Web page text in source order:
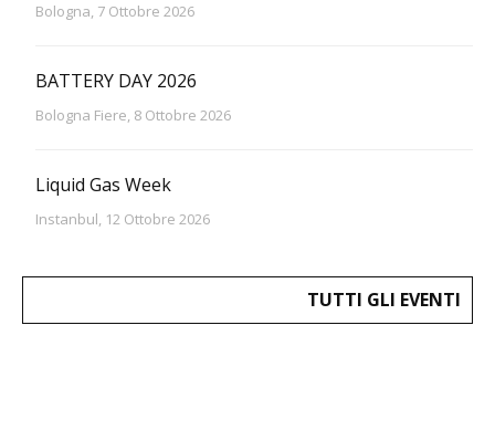
Bologna, 7 Ottobre 2026
BATTERY DAY 2026
Bologna Fiere, 8 Ottobre 2026
Liquid Gas Week
Instanbul, 12 Ottobre 2026
TUTTI GLI EVENTI